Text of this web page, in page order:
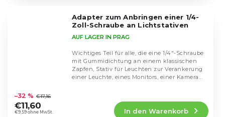
Adapter zum Anbringen einer 1/4-
Zoll-Schraube an Lichtstativen
durchschnittliche
Produktbewertung
ist
AUF LAGER IN PRAG
€9,59 ohne MwSt.
–32 % €17,16
€11,60
In den Warenkorb
Wichtiges Teil für alle, die eine 1/4"-Schraube
mit Gummidichtung an einem klassischen
Zapfen, Stativ für Leuchten zur Verankerung
einer Leuchte, eines Monitors, einer Kamera...